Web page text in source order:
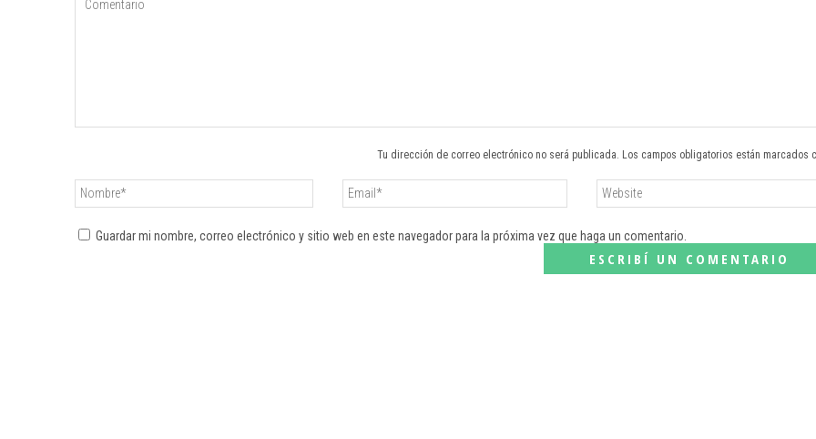
Tu dirección de correo electrónico no será publicada. Los campos obligatorios están marcados
Guardar mi nombre, correo electrónico y sitio web en este navegador para la próxima vez que haga un comentario.